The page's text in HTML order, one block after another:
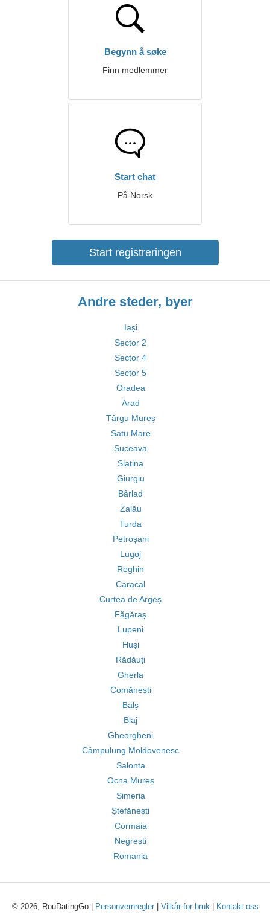
Begynn å søke
Finn medlemmer
Start chat
På Norsk
Start registreringen
Andre steder, byer
Iași
Sector 2
Sector 4
Sector 5
Oradea
Arad
Târgu Mureș
Satu Mare
Suceava
Slatina
Giurgiu
Bârlad
Zalău
Turda
Petroșani
Lugoj
Reghin
Caracal
Curtea de Argeș
Făgăraș
Lupeni
Huși
Rădăuți
Gherla
Comănești
Balș
Blaj
Gheorgheni
Câmpulung Moldovenesc
Salonta
Ocna Mureș
Simeria
Ștefănești
Cormaia
Negrești
Romania
© 2026, RouDatingGo | Personvernregler| Vilkår for bruk| Kontakt oss